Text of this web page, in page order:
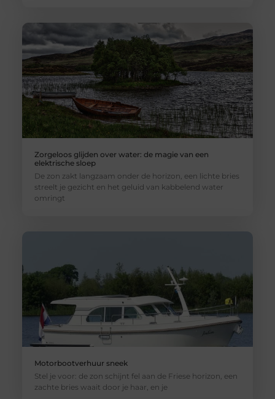
Zorgeloos glijden over water: de magie van een
elektrische sloep
De zon zakt langzaam onder de horizon, een lichte bries
streelt je gezicht en het geluid van kabbelend water
omringt
Motorbootverhuur sneek
Stel je voor: de zon schijnt fel aan de Friese horizon, een
zachte bries waait door je haar, en je